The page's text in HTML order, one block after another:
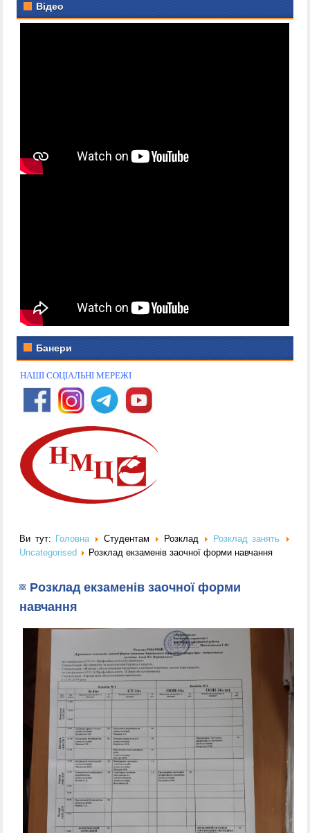
Відео
Банери
НАШІ СОЦІАЛЬНІ МЕРЕЖІ
Ви тут: Головна Студентам Розклад
Розклад занять
Uncategorised
Розклад екзаменів заочної форми навчання
Розклад екзаменів заочної форми
навчання